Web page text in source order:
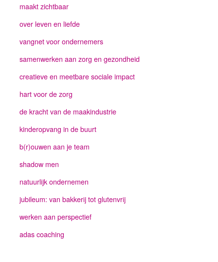
maakt zichtbaar
over leven en liefde
vangnet voor ondernemers
samenwerken aan zorg en gezondheid
creatieve en meetbare sociale impact
hart voor de zorg
de kracht van de maakindustrie
kinderopvang in de buurt
b(r)ouwen aan je team
shadow men
natuurlijk ondernemen
jubileum: van bakkerij tot glutenvrij
werken aan perspectief
adas coaching